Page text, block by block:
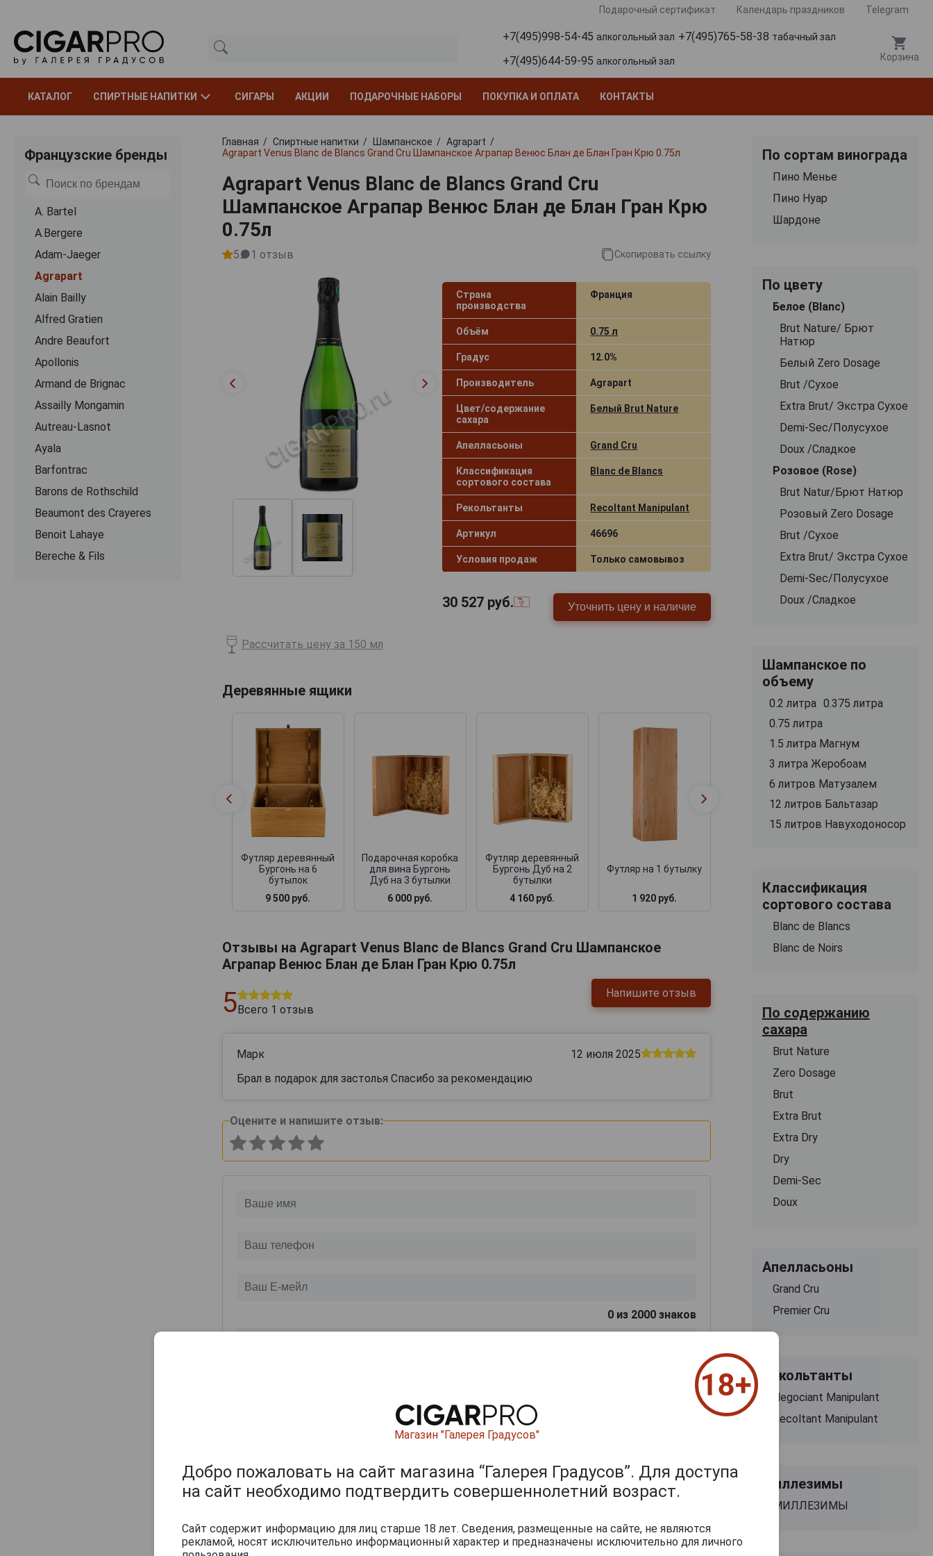
Подарочный сертификат Календарь праздников Telegram
+7(495)998-54-45 алкогольный зал +7(495)765-58-38 табачный зал
+7(495)644-59-95 алкогольный зал Корзина
КАТАЛОГ СПИРТНЫЕ НАПИТКИ СИГАРЫ АКЦИИ ПОДАРОЧНЫЕ НАБОРЫ ПОКУПКА И ОПЛАТА КОНТАКТЫ
Французские бренды
A. Bartel
A.Bergere
Adam-Jaeger
Agrapart
Alain Bailly
Alfred Gratien
Andre Beaufort
Apollonis
Armand de Brignac
Assailly Mongamin
Autreau-Lasnot
Ayala
Barfontrac
Barons de Rothschild
Beaumont des Crayeres
Benoit Lahaye
Bereche & Fils
Главная Спиртные напитки Шампанское
Agrapart
Agrapart Venus Blanc de Blancs Grand Cru Шампанское Аграпар Венюс Блан де Блан Гран Крю 0.75л
Agrapart Venus Blanc de Blancs Grand Cru
Шампанское Аграпар Венюс Блан де Блан Гран Крю
0.75л
5 1 отзыв Скопировать ссылку
Страна
производства
Франция
Объём 0.75 л
Градус 12.0%
Производитель Agrapart
Цвет/содержание
сахара
Белый Brut Nature
Апелласьоны Grand Cru
Классификация
сортового состава
Blanc de Blancs
Рекольтанты Recoltant Manipulant
Артикул 46696
Условия продаж Только самовывоз
30 527руб. Уточнить цену и наличие
Рассчитать цену за 150 мл
Деревянные ящики
Футляр деревянный
Бургонь на 6
бутылок
9 500 руб.
Подарочная коробка
для вина Бургонь
Дуб на 3 бутылки
6 000 руб.
Футляр деревянный
Бургонь Дуб на 2
бутылки
4 160 руб.
Футляр на 1 бутылку
1 920 руб.
Деревянная
коробка для коньяка
Футляр Бордо
подарочный
набора
замком +
Отзывы на Agrapart Venus Blanc de Blancs Grand Cru Шампанское
Аграпар Венюс Блан де Блан Гран Крю 0.75л
5Всего 1 отзыв
Напишите отзыв
Марк
12 июля 2025
Брал в подарок для застолья Спасибо за рекомендацию
Оцените и напишите отзыв:
0 из 2000 знаков
По сортам винограда
Пино Менье
Пино Нуар
Шардоне
По цвету
Белое (Blanc)
Brut Nature/ Брют
Натюр
Белый Zero Dosage
Brut /Сухое
Extra Brut/ Экстра Сухое
Demi-Sec/Полусухое
Doux /Сладкое
Розовое (Rose)
Brut Natur/Брют Натюр
Розовый Zero Dosage
Brut /Сухое
Extra Brut/ Экстра Сухое
Demi-Sec/Полусухое
Doux /Сладкое
Шампанское по
объему
0.2 литра 0.375 литра
0.75 литра
1.5 литра Магнум
3 литра Жеробоам
6 литров Матузалем
12 литров Бальтазар
15 литров Навуходоносор
Классификация
сортового состава
Blanc de Blancs
Blanc de Noirs
По содержанию
сахара
Brut Nature
Zero Dosage
Brut
Extra Brut
Extra Dry
Dry
Demi-Sec
Doux
Апелласьоны
Grand Cru
Premier Cru
Рекольтанты
Negociant Manipulant
Recoltant Manipulant
Миллезимы
МИЛЛЕЗИМЫ
Магазин "Галерея Градусов"
Добро пожаловать на сайт магазина “Галерея Градусов”. Для доступа
на сайт необходимо подтвердить совершеннолетний возраст.
Сайт содержит информацию для лиц старше 18 лет. Сведения, размещенные на сайте, не являются
рекламой, носят исключительно информационный характер и предназначены исключительно для личного